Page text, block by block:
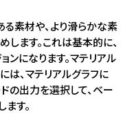
る素材や、より滑らかな素
ます。これは基本的に、
ンになります。マテリアル
は、マテリアルグラフに
の出力を選択して、ベー
す。